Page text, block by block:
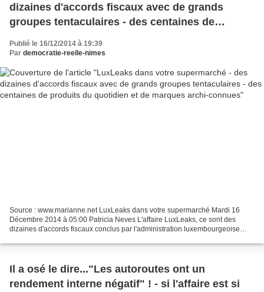
dizaines d'accords fiscaux avec de grands
groupes tentaculaires - des centaines de
connues
Publié le 16/12/2014 à 19:39
Par democratie-reelle-nimes
Source : www.marianne.net LuxLeaks dans votre supermarché Mardi 16
Décembre 2014 à 05:00 Patricia Neves L'affaire LuxLeaks, ce sont des
dizaines d'accords fiscaux conclus par l'administration luxembourgeoise
Il a osé le dire..."Les autoroutes ont un
rendement interne négatif" ! - si l'affaire est si